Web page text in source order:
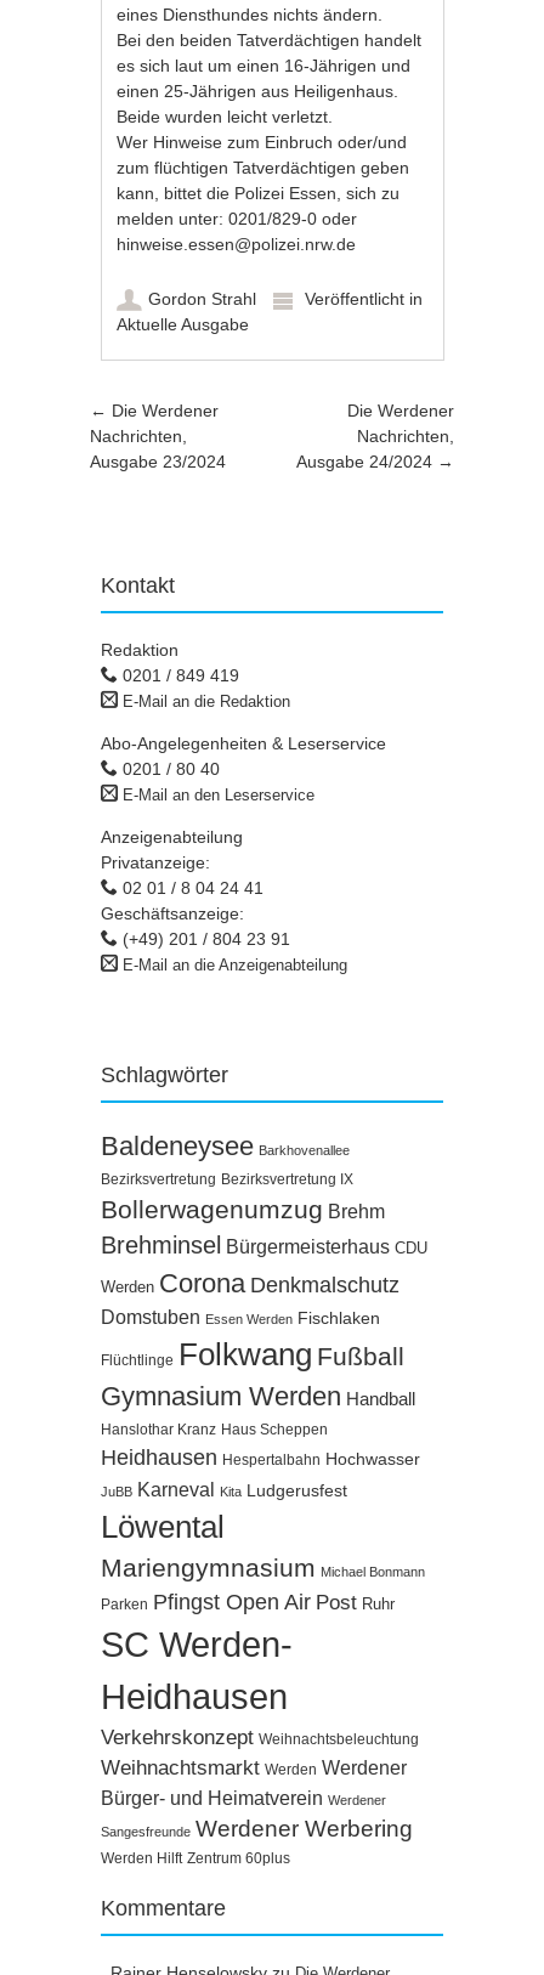
eines Diensthundes nichts ändern.
Bei den beiden Tatverdächtigen handelt
es sich laut um einen 16-Jährigen und
einen 25-Jährigen aus Heiligenhaus.
Beide wurden leicht verletzt.
Wer Hinweise zum Einbruch oder/und
zum flüchtigen Tatverdächtigen geben
kann, bittet die Polizei Essen, sich zu
melden unter: 0201/829-0 oder
hinweise.essen@polizei.nrw.de
Gordon Strahl
Veröffentlicht in
Aktuelle Ausgabe
Artikel-Navigation
← Die Werdener
Nachrichten,
Ausgabe 23/2024
Die Werdener
Nachrichten,
Ausgabe 24/2024 →
Kontakt
Redaktion
0201 / 849 419
E-Mail an die Redaktion
Abo-Angelegenheiten & Leserservice
0201 / 80 40
E-Mail an den Leserservice
Anzeigenabteilung
Privatanzeige:
02 01 / 8 04 24 41
Geschäftsanzeige:
(+49) 201 / 804 23 91
E-Mail an die Anzeigenabteilung
Schlagwörter
Baldeneysee Barkhovenallee
Bezirksvertretung Bezirksvertretung IX
Bollerwagenumzug Brehm
Brehminsel Bürgermeisterhaus CDU
Werden Corona Denkmalschutz
Domstuben Essen Werden Fischlaken
Flüchtlinge Folkwang Fußball
Gymnasium Werden Handball
Hanslothar Kranz Haus Scheppen
Heidhausen Hespertalbahn Hochwasser
JuBB Karneval Kita Ludgerusfest
Löwental
Mariengymnasium Michael Bonmann
Parken Pfingst Open Air Post Ruhr
SC Werden-
Heidhausen
Verkehrskonzept Weihnachtsbeleuchtung
Weihnachtsmarkt Werden Werdener
Bürger- und Heimatverein Werdener
Sangesfreunde Werdener Werbering
Werden Hilft Zentrum 60plus
Kommentare